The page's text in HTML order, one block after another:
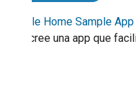
Google Home Sample
cree una app que